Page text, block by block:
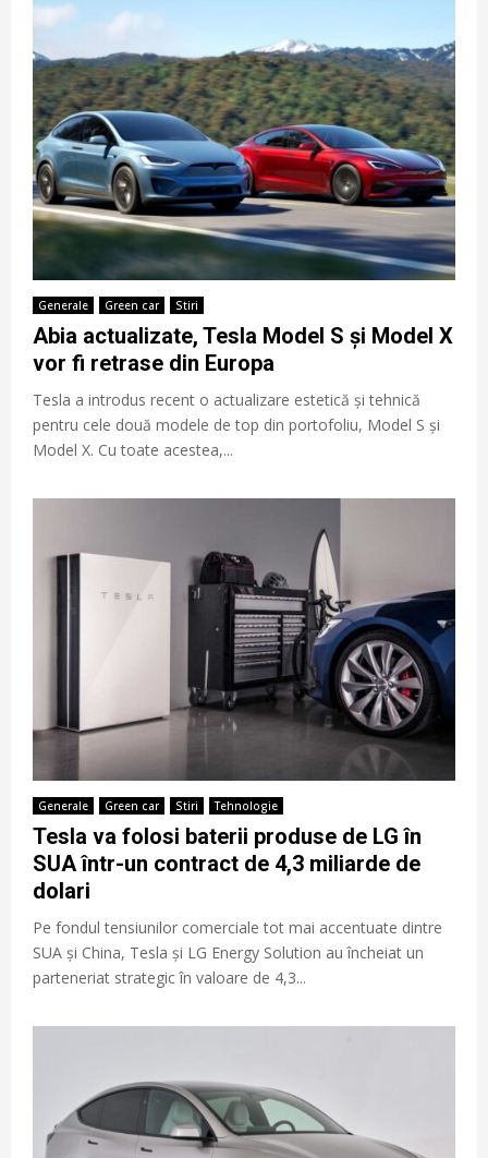
Generale Green car Stiri
Abia actualizate, Tesla Model S și Model X
vor fi retrase din Europa
Tesla a introdus recent o actualizare estetică și tehnică
pentru cele două modele de top din portofoliu, Model S și
Model X. Cu toate acestea,...
Generale Green car Stiri Tehnologie
Tesla va folosi baterii produse de LG în
SUA într-un contract de 4,3 miliarde de
dolari
Pe fondul tensiunilor comerciale tot mai accentuate dintre
SUA și China, Tesla și LG Energy Solution au încheiat un
parteneriat strategic în valoare de 4,3...